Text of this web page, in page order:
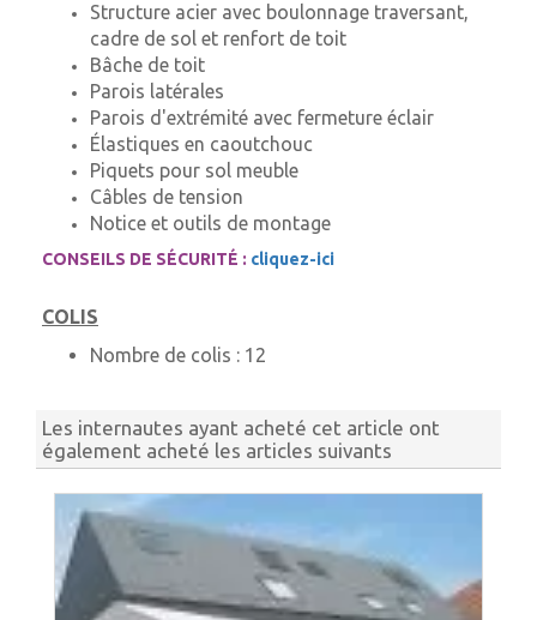
Structure acier avec boulonnage traversant,
cadre de sol et renfort de toit
Bâche de toit
Parois latérales
Parois d'extrémité avec fermeture éclair
Élastiques en caoutchouc
Piquets pour sol meuble
Câbles de tension
Notice et outils de montage
CONSEILS DE SÉCURITÉ : cliquez-ici
COLIS
Nombre de colis : 12
Les internautes ayant acheté cet article ont
également acheté les articles suivants